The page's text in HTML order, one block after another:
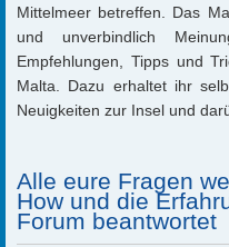
Mittelmeer betreffen. Das
und unverbindlich
Empfehlungen, Tipps und
Malta. Dazu erhaltet ihr
Neuigkeiten zur Insel und
Alle eure Fragen
How und die
Forum beantwortet